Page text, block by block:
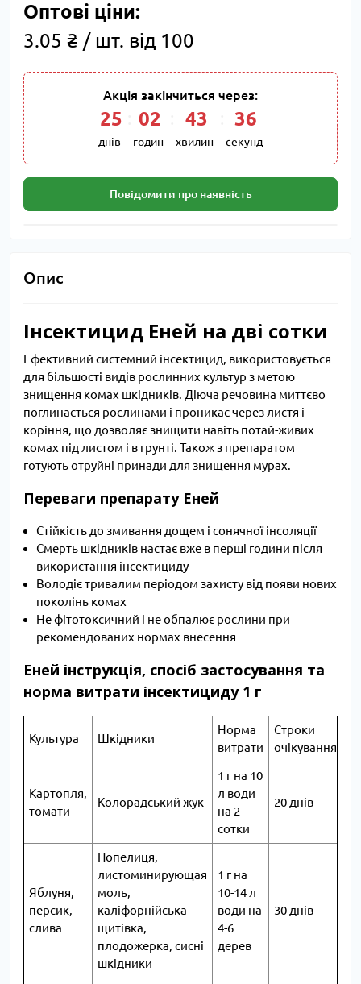
Оптові ціни:
3.05 ₴ / шт. від 100
Акція закінчиться через:
25
днів
02
годин
43
хвилин
35
секунд
Повідомити про наявність
Опис
Інсектицид Еней на дві сотки
Ефективний системний інсектицид, використовується
для більшості видів рослинних культур з метою
знищення комах шкідників. Діюча речовина миттєво
поглинається рослинами і проникає через листя і
коріння, що дозволяє знищити навіть потай-живих
комах під листом і в грунті. Також з препаратом
готують отруйні принади для знищення мурах.
Переваги препарату Еней
Стійкість до змивання дощем і сонячної інсоляції
Смерть шкідників настає вже в перші години після
використання інсектициду
Володіє тривалим періодом захисту від появи нових
поколінь комах
Не фітотоксичний і не обпалює рослини при
рекомендованих нормах внесення
Еней інструкція, спосіб застосування та
норма витрати інсектициду 1 г
Культура Шкідники
Норма
витрати
Строки
очікування
Картопля,
томати
Колорадський жук
1 г на 10
л води
на 2
сотки
20 днів
Яблуня,
персик,
слива
Попелиця,
листоминирующая
моль,
каліфорнійська
щитівка,
плодожерка, сисні
шкідники
1 г на
10-14 л
води на
4-6
дерев
30 днів